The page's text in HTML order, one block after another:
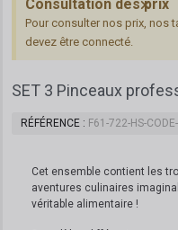
Consultation des prix
Pour consulter nos prix, nos
devez être connecté.
SET 3 Pinceaux
RÉFÉRENCE F61-722-HS-
Cet ensemble contient les
aventures culinaires
véritable alimentaire !